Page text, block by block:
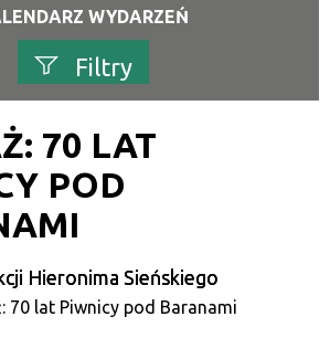
WYDARZEŃ
Filtry
Kategoria
Trwające w zakresie
—
Miejsce
70 LAT
POD
Hieronima Sieńskiego